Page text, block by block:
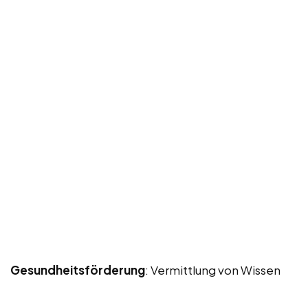
Gesundheitsförderung: Vermittlung von Wissen